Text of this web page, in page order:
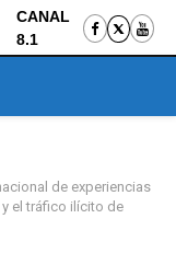
CANAL
8.1
de experiencias
el tráfico ilícito de